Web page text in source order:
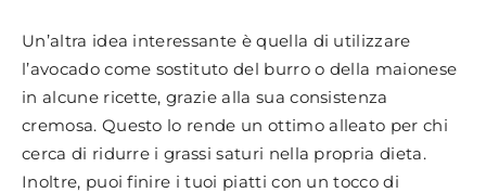
Un’altra idea interessante è quella di utilizzare
l’avocado come sostituto del burro o della maionese
in alcune ricette, grazie alla sua consistenza
cremosa. Questo lo rende un ottimo alleato per chi
cerca di ridurre i grassi saturi nella propria dieta.
Inoltre, puoi finire i tuoi piatti con un tocco di